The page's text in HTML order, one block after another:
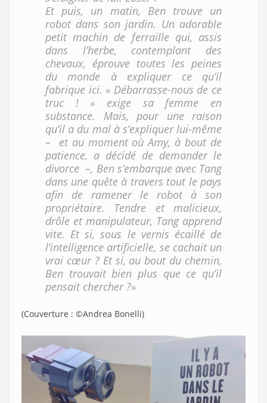
Et puis, un matin, Ben trouve un
robot dans son jardin. Un adorable
petit machin de ferraille qui, assis
dans l’herbe, contemplant des
chevaux, éprouve toutes les peines
du monde à expliquer ce qu’il
fabrique ici. « Débarrasse-nous de ce
truc ! » exige sa femme en
substance. Mais, pour une raison
qu’il a du mal à s’expliquer lui-même
– et au moment où Amy, à bout de
patience, a décidé de demander le
divorce –, Ben s’embarque avec Tang
dans une quête à travers tout le pays
afin de ramener le robot à son
propriétaire. Tendre et malicieux,
drôle et manipulateur, Tang apprend
vite. Et si, sous le vernis écaillé de
l’intelligence artificielle, se cachait un
vrai cœur ? Et si, au bout du chemin,
Ben trouvait bien plus que ce qu’il
pensait chercher ?»
(Couverture : ©Andrea Bonelli)